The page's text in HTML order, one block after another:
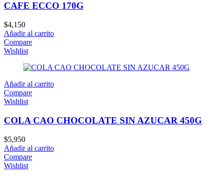
CAFE ECCO 170G
$4,150
Añadir al carrito
Compare
Wishlist
Añadir al carrito
Compare
Wishlist
COLA CAO CHOCOLATE SIN AZUCAR 450G
$5,950
Añadir al carrito
Compare
Wishlist